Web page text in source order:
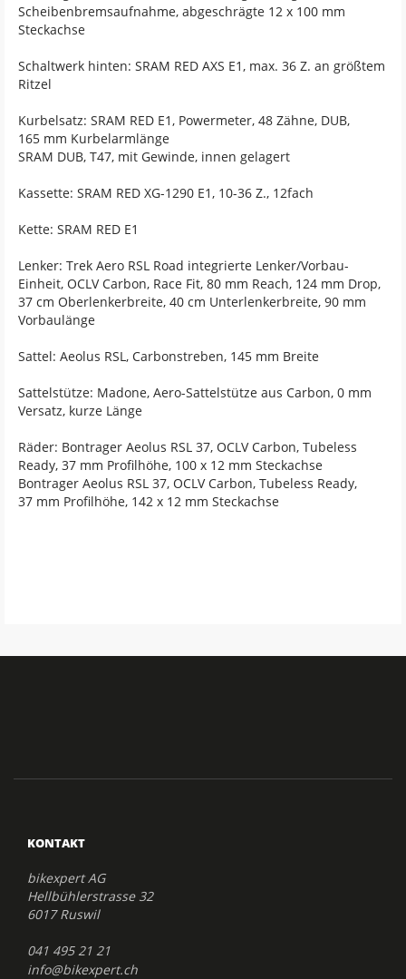
Scheibenbremsaufnahme, abgeschrägte 12 x 100 mm
Steckachse
Schaltwerk hinten: SRAM RED AXS E1, max. 36 Z. an größtem
Ritzel
Kurbelsatz: SRAM RED E1, Powermeter, 48 Zähne, DUB,
165 mm Kurbelarmlänge
SRAM DUB, T47, mit Gewinde, innen gelagert
Kassette: SRAM RED XG-1290 E1, 10-36 Z., 12fach
Kette: SRAM RED E1
Lenker: Trek Aero RSL Road integrierte Lenker/Vorbau-
Einheit, OCLV Carbon, Race Fit, 80 mm Reach, 124 mm Drop,
37 cm Oberlenkerbreite, 40 cm Unterlenkerbreite, 90 mm
Vorbaulänge
Sattel: Aeolus RSL, Carbonstreben, 145 mm Breite
Sattelstütze: Madone, Aero-Sattelstütze aus Carbon, 0 mm
Versatz, kurze Länge
Räder: Bontrager Aeolus RSL 37, OCLV Carbon, Tubeless
Ready, 37 mm Profilhöhe, 100 x 12 mm Steckachse
Bontrager Aeolus RSL 37, OCLV Carbon, Tubeless Ready,
37 mm Profilhöhe, 142 x 12 mm Steckachse
KONTAKT
bikexpert AG
Hellbühlerstrasse 32
6017 Ruswil
041 495 21 21
info@bikexpert.ch